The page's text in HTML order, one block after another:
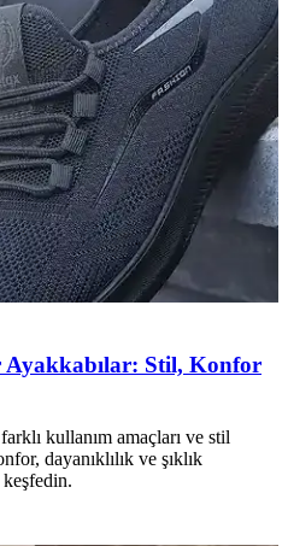
Ayakkabılar: Stil, Konfor
kullanım amaçları ve stil
dayanıklılık ve şıklık